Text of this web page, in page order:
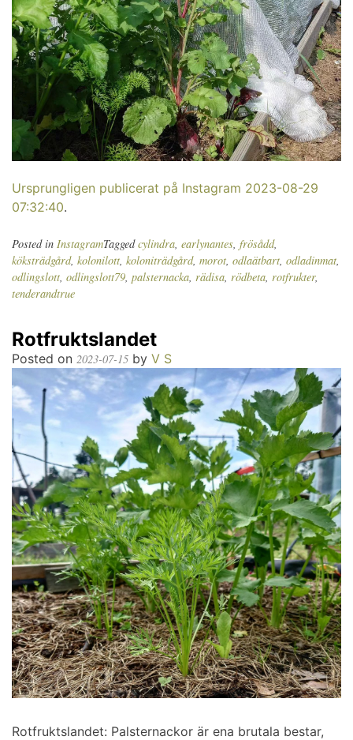
Ursprungligen publicerat på Instagram 2023-08-29
07:32:40.
Posted in InstagramTaggedcylindra, earlynantes, frösådd,
köksträdgård, kolonilott, koloniträdgård, morot, odlaätbart, odladinmat,
odlingslott, odlingslott79, palsternacka, rädisa, rödbeta, rotfrukter,
tenderandtrue
Rotfruktslandet
Posted on 2023-07-15 by V S
Rotfruktslandet: Palsternackor är ena brutala bestar,